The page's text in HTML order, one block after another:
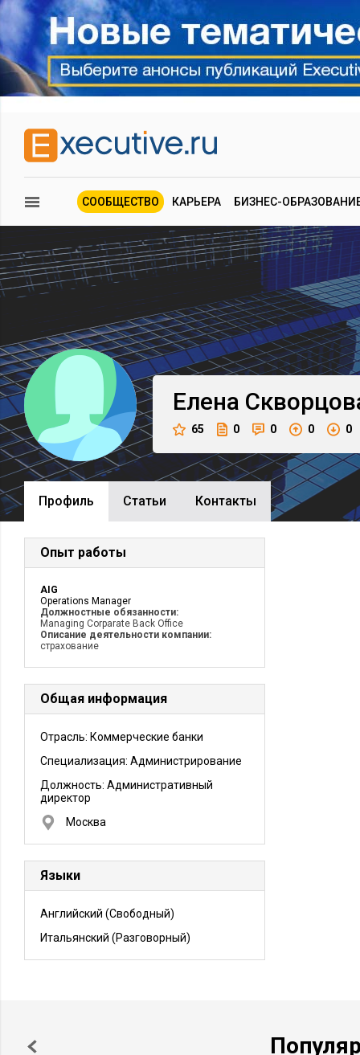
СООБЩЕСТВО КАРЬЕРА БИЗНЕС-
Елена
65 0 0 0 0
Профиль Cтатьи Контакты
Опыт работы
AIG
Operations Manager
Должностные обязанности:
Managing Corparate Back Office
Описание деятельности компании:
страхование
Общая информация
Отрасль: Коммерческие банки
Специализация: Администрирование
Должность: Административный
директор
Москва
Языки
Английский (Свободный)
Итальянский (Разговорный)